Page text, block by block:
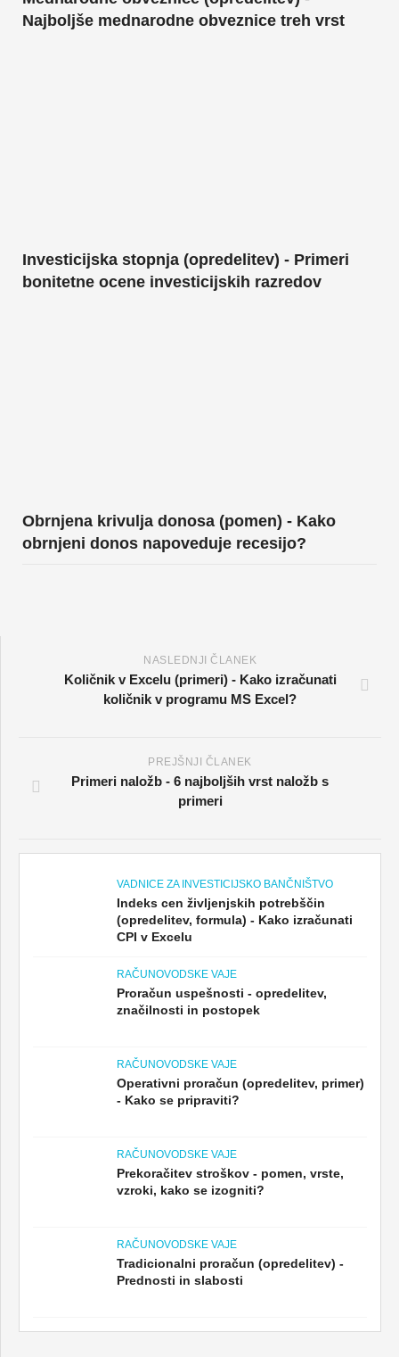
Najboljše mednarodne obveznice treh vrst
Investicijska stopnja (opredelitev) - Primeri
bonitetne ocene investicijskih razredov
Obrnjena krivulja donosa (pomen) - Kako
obrnjeni donos napoveduje recesijo?
NASLEDNJI ČLANEK
Količnik v Excelu (primeri) - Kako izračunati
količnik v programu MS Excel?
PREJŠNJI ČLANEK
Primeri naložb - 6 najboljših vrst naložb s
primeri
VADNICE ZA INVESTICIJSKO BANČNIŠTVO
Indeks cen življenjskih potrebščin
(opredelitev, formula) - Kako izračunati
CPI v Excelu
RAČUNOVODSKE VAJE
Proračun uspešnosti - opredelitev,
značilnosti in postopek
RAČUNOVODSKE VAJE
Operativni proračun (opredelitev, primer)
- Kako se pripraviti?
RAČUNOVODSKE VAJE
Prekoračitev stroškov - pomen, vrste,
vzroki, kako se izogniti?
RAČUNOVODSKE VAJE
Tradicionalni proračun (opredelitev) -
Prednosti in slabosti